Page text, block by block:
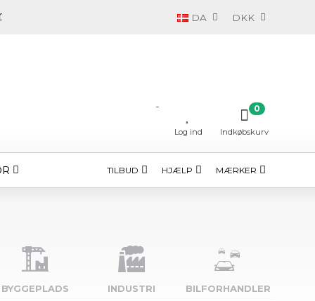
DA DKK
-
Log ind Indkøbskurv
0
TILBUD HJÆLP MÆRKER
BYGGE­PLADS INDUSTRI BILFORHANDLER